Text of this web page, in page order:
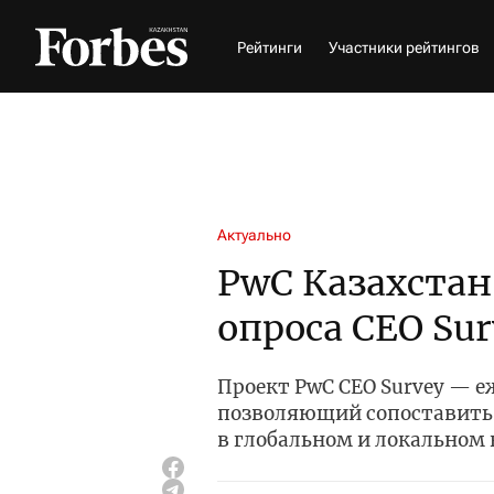
Рейтинги Участники рейтингов
Актуально
PwC
опроса CEO
Проект PwC CEO Survey —
позволяющий
в глобальном и локальном